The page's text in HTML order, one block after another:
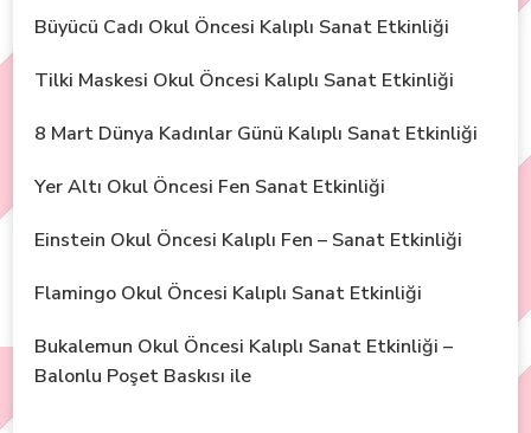
Büyücü Cadı Okul Öncesi Kalıplı Sanat Etkinliği
Tilki Maskesi Okul Öncesi Kalıplı Sanat Etkinliği
8 Mart Dünya Kadınlar Günü Kalıplı Sanat Etkinliği
Yer Altı Okul Öncesi Fen Sanat Etkinliği
Einstein Okul Öncesi Kalıplı Fen – Sanat Etkinliği
Flamingo Okul Öncesi Kalıplı Sanat Etkinliği
Bukalemun Okul Öncesi Kalıplı Sanat Etkinliği –
Balonlu Poşet Baskısı ile